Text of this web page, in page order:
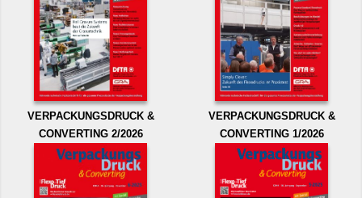
VERPACKUNGSDRUCK &
CONVERTING 2/2026
VERPACKUNGSDRUCK &
CONVERTING 1/2026